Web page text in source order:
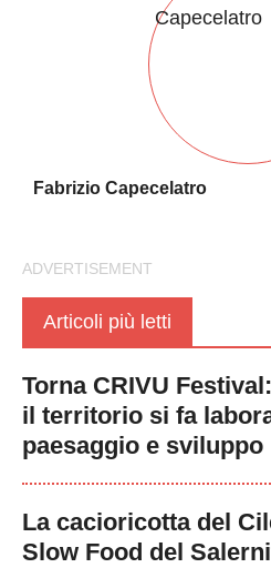
Fabrizio Capecelatro
Articoli più letti
Torna CRIVU
il territorio si fa
paesaggio e sviluppo
La cacioricotta del
Slow Food del